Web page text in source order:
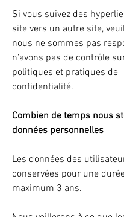
Si vous suivez des
site vers un autre site,
nous ne sommes pas
n’avons pas de contrôle
politiques et pratiques de
confidentialité.
Combien de temps nous
données personnelles
Les données des
conservées pour une
maximum 3 ans.